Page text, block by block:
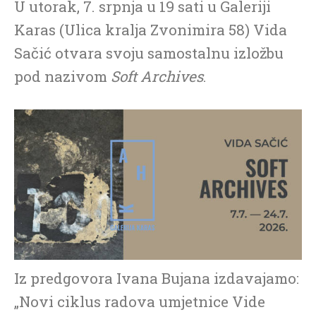
U utorak, 7. srpnja u 19 sati u Galeriji
Karas (Ulica kralja Zvonimira 58) Vida
Sačić otvara svoju samostalnu izložbu
pod nazivom Soft Archives.
Iz predgovora Ivana Bujana izdavajamo:
„Novi ciklus radova umjetnice Vide